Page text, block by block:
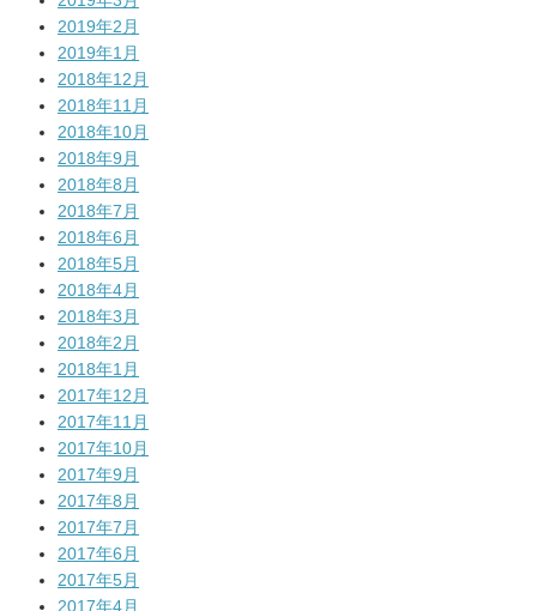
2019年2月
2019年1月
2018年12月
2018年11月
2018年10月
2018年9月
2018年8月
2018年7月
2018年6月
2018年5月
2018年4月
2018年3月
2018年2月
2018年1月
2017年12月
2017年11月
2017年10月
2017年9月
2017年8月
2017年7月
2017年6月
2017年5月
2017年4月